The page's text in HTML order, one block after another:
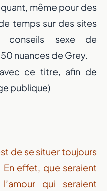
même pour des
temps sur des sites
sexe de
nuances de Grey.
ce titre, afin de
publique)
de se situer toujours
effet, que seraient
qui seraient